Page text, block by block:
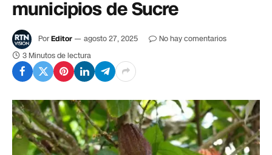
municipios de Sucre
PorEditor agosto 27, 2025
No hay comentarios
3 Minutos de lectura